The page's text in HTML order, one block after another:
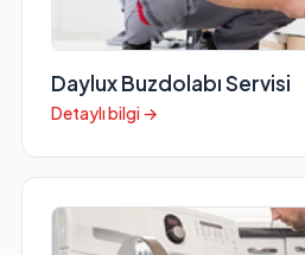
Daylux Buzdolabı Servisi
Detaylı bilgi →